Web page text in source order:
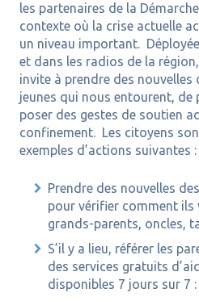
les partenaires de la
contexte où la crise actuelle
un niveau important.
et dans les radios de la
invite à prendre des nouvelles
jeunes qui nous entourent, de
poser des gestes de soutien
confinement. Les citoyens
exemples d’actions suivantes :
Prendre des nouvelles
pour vérifier comment ils
grands-parents, oncles,
S’il y a lieu, référer les
des services gratuits
disponibles 7 jours sur 7 :